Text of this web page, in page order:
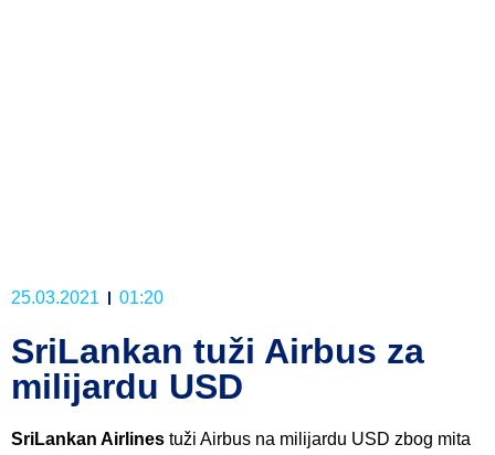
25.03.2021 01:20
SriLankan tuži Airbus za
milijardu USD
SriLankan Airlines tuži Airbus na milijardu USD zbog mita